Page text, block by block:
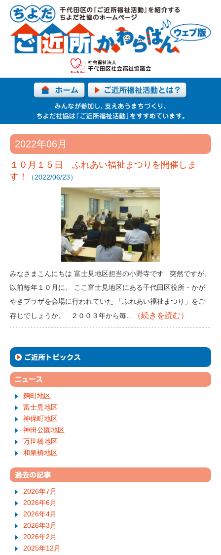
2022年06月
１０月１５日 ふれあい福祉まつりを開催しま
す！
（2022/06/23）
みなさまこんにちは 富士見地区担当の小野寺です 突然ですが、
以前毎年１０月に、 ここ富士見地区にある千代田区役所・かが
やきプラザを会場に行われていた 「ふれあい福祉まつり」をご
存じでしょうか。 ２００３年から毎…
（続きを読む）
麹町地区
富士見地区
神保町地区
神田公園地区
万世橋地区
和泉橋地区
2026年7月
2026年6月
2026年4月
2026年3月
2026年2月
2025年12月